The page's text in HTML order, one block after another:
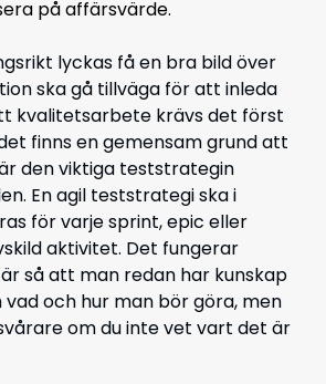
på affärsvärde.
lyckas få en bra bild över
ska gå tillväga för att inleda
kvalitetsarbete krävs det först
finns en gemensam grund att
den viktiga teststrategin
En agil teststrategi ska i
för varje sprint, epic eller
aktivitet. Det fungerar
så att man redan har kunskap
och hur man bör göra, men
om du inte vet vart det är